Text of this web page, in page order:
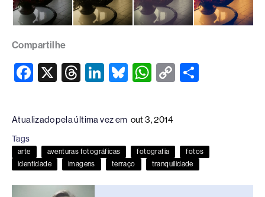
Compartilhe
F
e
b
o
o
X
T
a
d
s
Li
e
dI
n
Bl
sk
y
W
s
A
p
p
C
Li
n
k
Atualizado pela última vez em out 3, 2014
Tags
arte aventuras fotográficas fotografia
fotos
identidade
imagens terraço tranquilidade